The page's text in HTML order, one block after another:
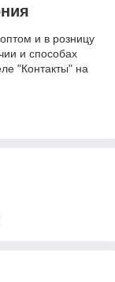
и в розницу
и способах
"Контакты" на